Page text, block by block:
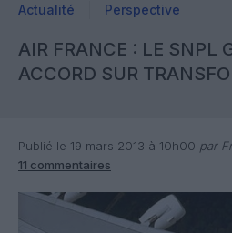
Actualité Perspective
AIR FRANCE : LE SNPL
ACCORD SUR
Publié le 19 mars 2013 à 10h00 par
11 commentaires